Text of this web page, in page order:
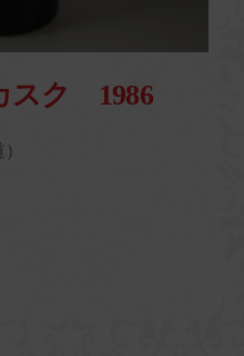
スク 1986